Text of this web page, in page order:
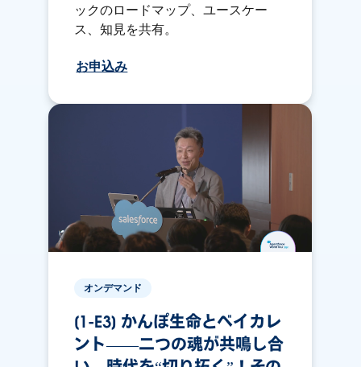
ックのロードマップ、ユースケー
ス、知見を共有。
お申込み
オンデマンド
[1-E3] かんぽ生命とベイカレ
ント――二つの魂が共鳴し合